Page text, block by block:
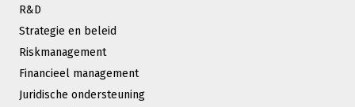
R&D
Strategie en beleid
Riskmanagement
Financieel management
Juridische ondersteuning